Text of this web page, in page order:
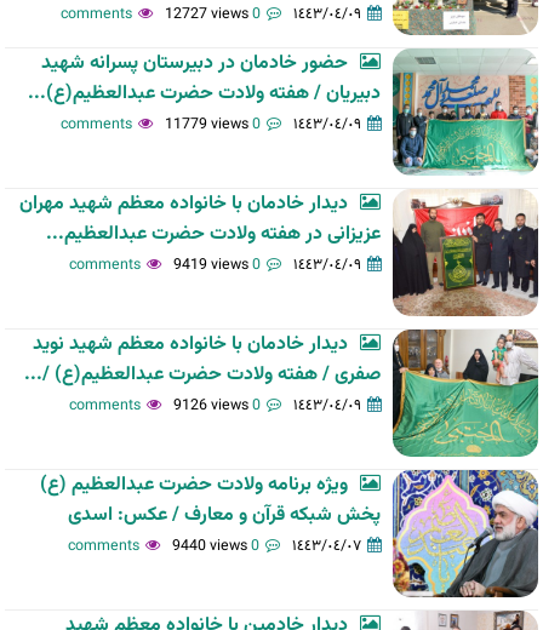
١٤٤٣/٠٤/٠٩ 0 comments
12727 views
حضور خادمان در دبیرستان پسرانه شهید
دبیریان / هفته ولادت حضرت عبدالعظیم(ع)...
١٤٤٣/٠٤/٠٩ 0 comments
11779 views
دیدار خادمان با خانواده معظم شهید مهران
عزیزانی در هفته ولادت حضرت عبدالعظیم...
١٤٤٣/٠٤/٠٩ 0 comments
9419 views
دیدار خادمان با خانواده معظم شهید نوید
صفری / هفته ولادت حضرت عبدالعظیم(ع) /...
١٤٤٣/٠٤/٠٩ 0 comments
9126 views
ویژه برنامه ولادت حضرت عبدالعظیم (ع)
پخش شبکه قرآن و معارف / عکس: اسدی
١٤٤٣/٠٤/٠٧ 0 comments
9440 views